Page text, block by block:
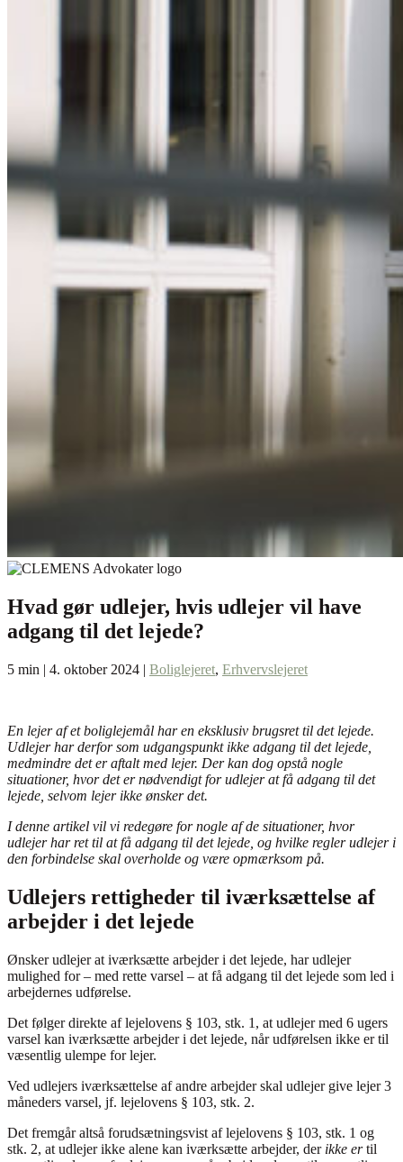
Hvad gør udlejer, hvis udlejer vil have
adgang til det lejede?
5 min | 4. oktober 2024 | Boliglejeret, Erhvervslejeret
En lejer af et boliglejemål har en eksklusiv brugsret til det lejede.
Udlejer har derfor som udgangspunkt ikke adgang til det lejede,
medmindre det er aftalt med lejer. Der kan dog opstå nogle
situationer, hvor det er nødvendigt for udlejer at få adgang til det
lejede, selvom lejer ikke ønsker det.
I denne artikel vil vi redegøre for nogle af de situationer, hvor
udlejer har ret til at få adgang til det lejede, og hvilke regler udlejer i
den forbindelse skal overholde og være opmærksom på.
Udlejers rettigheder til iværksættelse af
arbejder i det lejede
Ønsker udlejer at iværksætte arbejder i det lejede, har udlejer
mulighed for – med rette varsel – at få adgang til det lejede som led i
arbejdernes udførelse.
Det følger direkte af lejelovens § 103, stk. 1, at udlejer med 6 ugers
varsel kan iværksætte arbejder i det lejede, når udførelsen ikke er til
væsentlig ulempe for lejer.
Ved udlejers iværksættelse af andre arbejder skal udlejer give lejer 3
måneders varsel, jf. lejelovens § 103, stk. 2.
Det fremgår altså forudsætningsvist af lejelovens § 103, stk. 1 og
stk. 2, at udlejer ikke alene kan iværksætte arbejder, der ikke ertil